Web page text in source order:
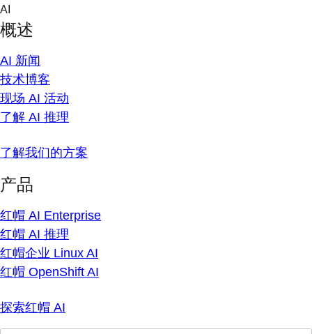
Skip
content
AI
概述
AI 新闻
技术博客
现场 AI 活动
了解 AI 推理
了解我们的方案
产品
红帽 AI Enterprise
红帽 AI 推理
红帽企业 Linux AI
红帽 OpenShift AI
探索红帽 AI